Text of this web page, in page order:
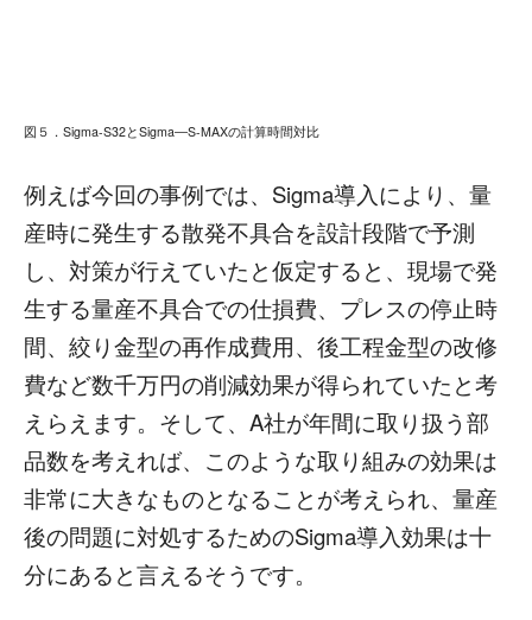
図５．Sigma-S32とSigma―S-MAXの計算時間対比
例えば今回の事例では、Sigma導入により、量
産時に発生する散発不具合を設計段階で予測
し、対策が行えていたと仮定すると、現場で発
生する量産不具合での仕損費、プレスの停止時
間、絞り金型の再作成費用、後工程金型の改修
費など数千万円の削減効果が得られていたと考
えらえます。そして、A社が年間に取り扱う部
品数を考えれば、このような取り組みの効果は
非常に大きなものとなることが考えられ、量産
後の問題に対処するためのSigma導入効果は十
分にあると言えるそうです。